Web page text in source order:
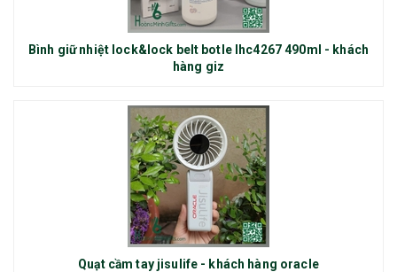
Bình giữ nhiệt lock&lock belt botle lhc4267 490ml - khách
hàng giz
Quạt cầm tay jisulife - khách hàng oracle